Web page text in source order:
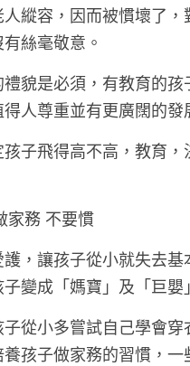
縱容，因而被慣壞了，
絲毫敬意。
貌是必須，有教育的孩
人尊重並有更廣闊的發
子飛得高不高，教育，
做家務 不要慣
，讓孩子從小就失去基
變成「媽寶」及「巨嬰
從小多嘗試自己學會穿
孩子做家務的習慣，一